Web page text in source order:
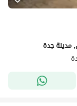
مدينة جدة